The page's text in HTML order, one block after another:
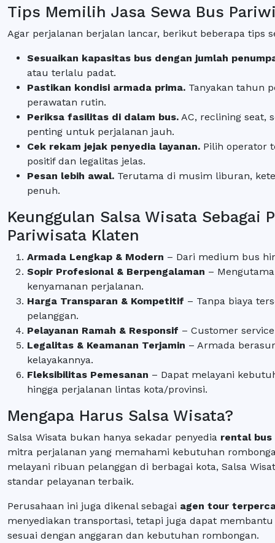
Tips Memilih Jasa Sewa Bus
Agar perjalanan berjalan lancar, berikut beberapa tips
Sesuaikan kapasitas bus dengan jumlah
atau terlalu padat.
Pastikan kondisi armada prima. Tanyakan tahun
perawatan rutin.
Periksa fasilitas di dalam bus. AC, reclining seat,
penting untuk perjalanan jauh.
Cek rekam jejak penyedia layanan. Pilih operator
positif dan legalitas jelas.
Pesan lebih awal. Terutama di musim liburan,
penuh.
Keunggulan Salsa Wisata Sebagai
Pariwisata Klaten
Armada Lengkap & Modern – Dari medium bus
Sopir Profesional & Berpengalaman –
kenyamanan perjalanan.
Harga Transparan & Kompetitif – Tanpa biaya
pelanggan.
Pelayanan Ramah & Responsif – Customer
Legalitas & Keamanan Terjamin – Armada
kelayakannya.
Fleksibilitas Pemesanan – Dapat melayani
hingga perjalanan lintas kota/provinsi.
Mengapa Harus Salsa Wisata?
Salsa Wisata bukan hanya sekadar penyedia rental
mitra perjalanan yang memahami kebutuhan
melayani ribuan pelanggan di berbagai kota, Salsa
standar pelayanan terbaik.
Perusahaan ini juga dikenal sebagai agen tour
menyediakan transportasi, tetapi juga dapat
sesuai dengan anggaran dan kebutuhan rombongan.